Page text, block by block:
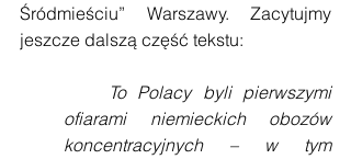
Śródmieściu” Warszawy. Zacytujmy
jeszcze dalszą część tekstu:
To Polacy byli pierwszymi
ofiarami niemieckich obozów
koncentracyjnych – w tym